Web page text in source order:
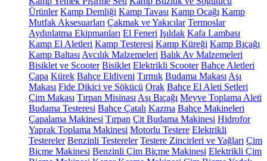
Ürünler Kamp Demliği Kamp Tavası Kamp Ocağı Kamp
Mutfak Aksesuarları Çakmak ve Yakıcılar Termoslar
Aydınlatma Ekipmanları El Feneri Işıldak Kafa Lambası
Kamp El Aletleri Kamp Testeresi Kamp Küreği Kamp Bıçağı
Kamp Baltası Avcılık Malzemeleri Balık Av Malzemeleri
Bisiklet ve Scooter Bisiklet Elektrikli Scooter Bahçe Aletleri
Çapa Kürek Bahçe Eldiveni Tırmık Budama Makası Aşı
Makası Fide Dikici ve Sökücü Orak Bahçe El Aleti Setleri
Çim Makası Tırpan Misinası Aşı Bıçağı Meyve Toplama Aleti
Budama Testeresi Bahçe Çatalı Kazma Bahçe Makineleri
Çapalama Makinesi Tırpan Çit Budama Makinesi Hidrofor
Yaprak Toplama Makinesi Motorlu Testere Elektrikli
Testereler Benzinli Testereler Testere Zincirleri ve Yağları Çim
Biçme Makinesi Benzinli Çim Biçme Makinesi Elektrikli Çim